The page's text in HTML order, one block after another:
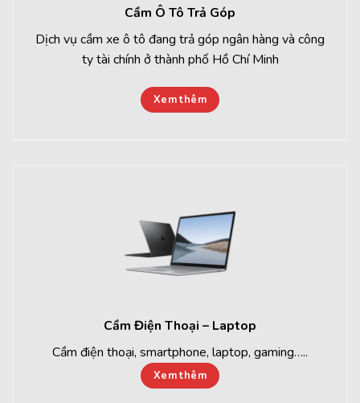
Cầm Ô Tô Trả Góp
Dịch vụ cầm xe ô tô đang trả góp ngân hàng và công
ty tài chính ở thành phố Hồ Chí Minh
Xem thêm
Cầm Điện Thoại – Laptop
Cầm điện thoại, smartphone, laptop, gaming…..
Xem thêm